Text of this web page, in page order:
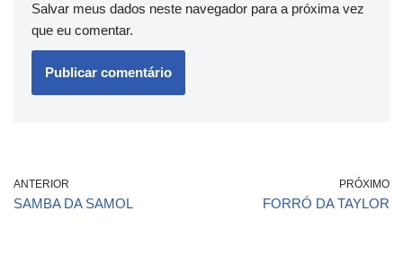
Salvar meus dados neste navegador para a próxima vez
que eu comentar.
ANTERIOR
SAMBA DA SAMOL
PRÓXIMO
FORRÓ DA TAYLOR